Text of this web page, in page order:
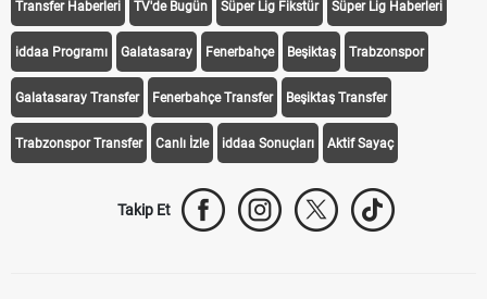
Transfer Haberleri TV'de Bugün Süper Lig Fikstür Süper Lig Haberleri
iddaa Programı Galatasaray Fenerbahçe Beşiktaş Trabzonspor
Galatasaray Transfer Fenerbahçe Transfer Beşiktaş Transfer
Trabzonspor Transfer Canlı İzle iddaa Sonuçları Aktif Sayaç
Takip Et